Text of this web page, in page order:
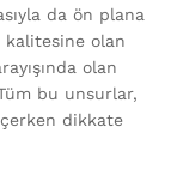
da ön plana
kalitesine olan
olan
bu unsurlar,
dikkate